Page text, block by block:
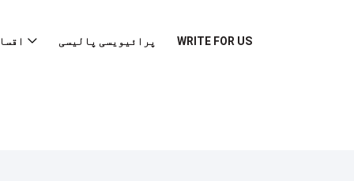
پرائیویسی پالیسی WRITE FOR US